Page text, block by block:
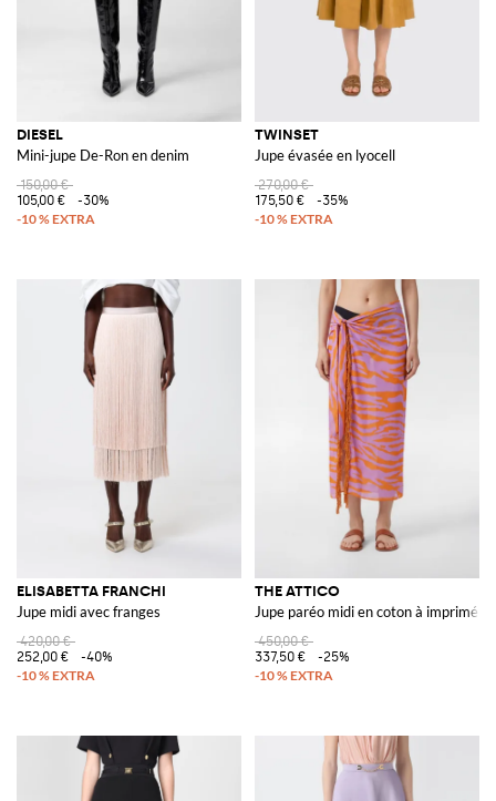
DIESEL
Mini-jupe De-Ron en denim
150,00 €
105,00 €
-30%
TWINSET
Jupe évasée en lyocell
270,00 €
175,50 €
-35%
ELISABETTA FRANCHI
Jupe midi avec franges
420,00 €
252,00 €
-40%
THE ATTICO
Jupe paréo midi en coton à imprimé
450,00 €
337,50 €
-25%